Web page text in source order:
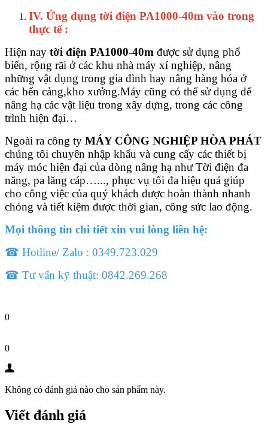
IV. Ứng dụng tời điện PA1000-40m vào trong
thực tế :
Hiện nay tời điện PA1000-40m được sử dụng phổ
biến, rộng rãi ở các khu nhà máy xí nghiệp, nâng
những vật dụng trong gia đình hay nâng hàng hóa ở
các bến cảng,kho xưởng.Máy cũng có thể sử dụng để
nâng hạ các vật liệu trong xây dựng, trong các công
trình hiện đại…
Ngoài ra công ty MÁY CÔNG NGHIỆP HÒA PHÁT
chúng tôi chuyên nhập khẩu và cung cấy các thiết bị
máy móc hiện đại của dòng nâng hạ như Tời điện đa
năng, pa lăng cáp…..., phục vụ tối đa hiệu quả giúp
cho công việc của quý khách được hoàn thành nhanh
chóng và tiết kiệm được thời gian, công sức lao động.
Mọi thông tin chi tiết xin vui lòng liên hệ:
☎ ️Hotline/ Zalo : 0349.723.029
☎ Tư vấn kỹ thuật: 0842.269.268
0
0
Không có đánh giá nào cho sản phẩm này.
Viết đánh giá